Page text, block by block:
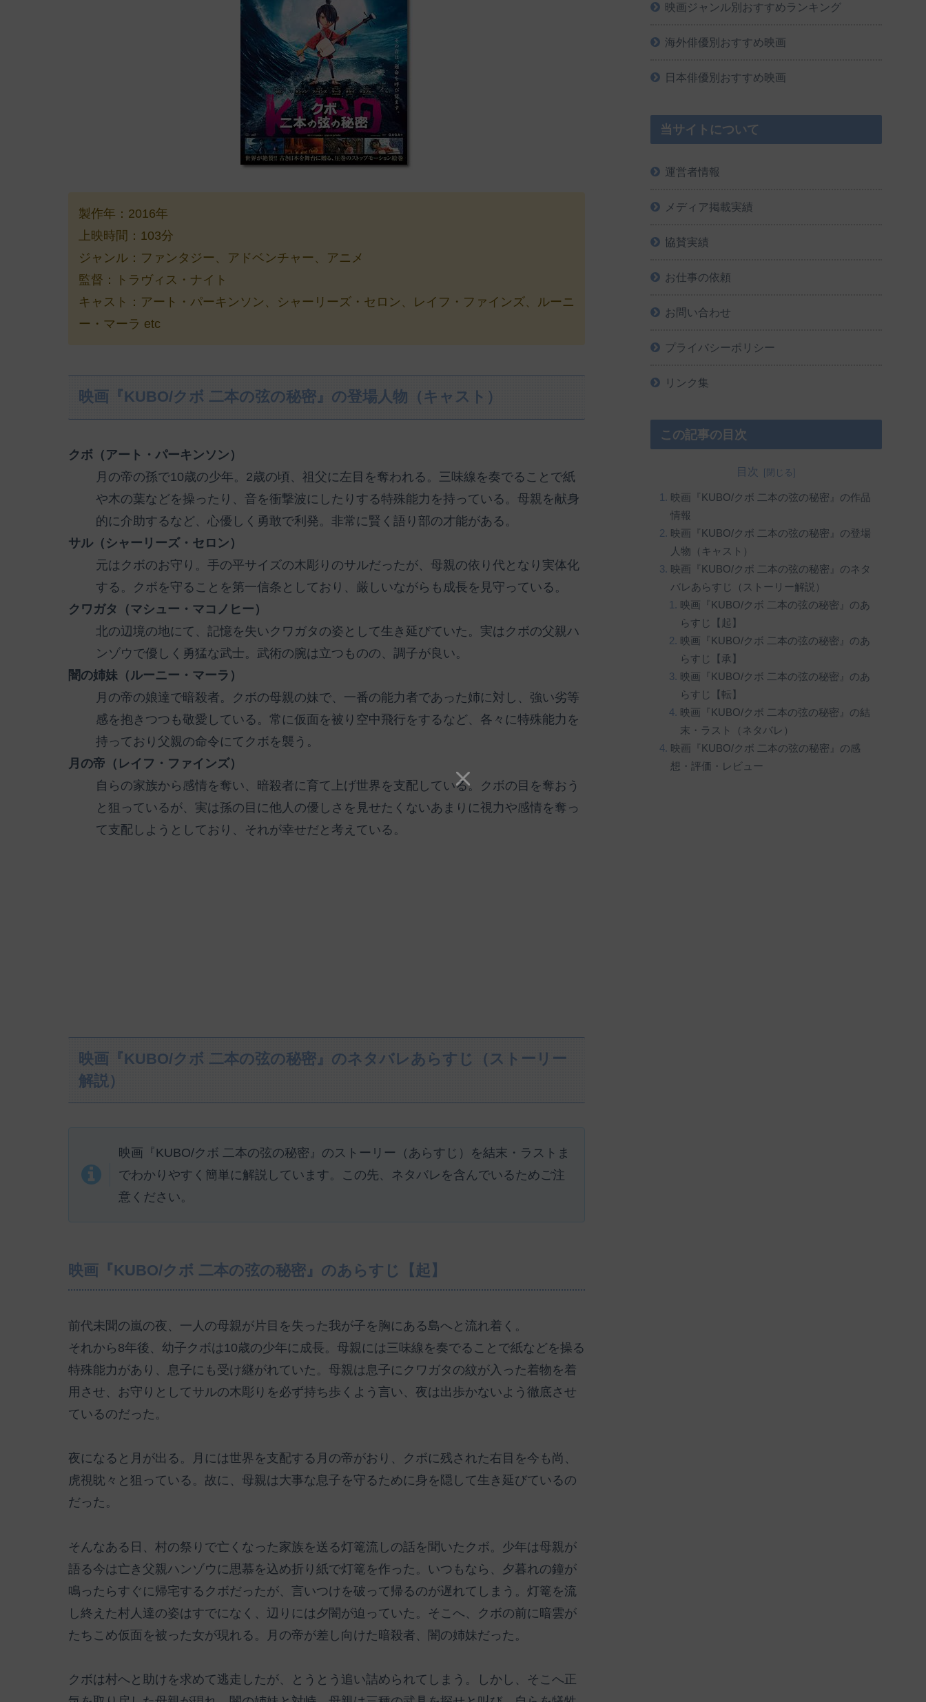
製作年：2016年
上映時間：103分
ジャンル：ファンタジー、アドベンチャー、アニメ
監督：トラヴィス・ナイト
キャスト：アート・パーキンソン、シャーリーズ・セロン、レイフ・ファインズ、ルーニ
ー・マーラ etc
映画『KUBO/クボ 二本の弦の秘密』の登場人物（キャスト）
クボ（アート・パーキンソン）
月の帝の孫で10歳の少年。2歳の頃、祖父に左目を奪われる。三味線を奏でることで紙
や木の葉などを操ったり、音を衝撃波にしたりする特殊能力を持っている。母親を献身
的に介助するなど、心優しく勇敢で利発。非常に賢く語り部の才能がある。
サル（シャーリーズ・セロン）
元はクボのお守り。手の平サイズの木彫りのサルだったが、母親の依り代となり実体化
する。クボを守ることを第一信条としており、厳しいながらも成長を見守っている。
クワガタ（マシュー・マコノヒー）
北の辺境の地にて、記憶を失いクワガタの姿として生き延びていた。実はクボの父親ハ
ンゾウで優しく勇猛な武士。武術の腕は立つものの、調子が良い。
闇の姉妹（ルーニー・マーラ）
月の帝の娘達で暗殺者。クボの母親の妹で、一番の能力者であった姉に対し、強い劣等
感を抱きつつも敬愛している。常に仮面を被り空中飛行をするなど、各々に特殊能力を
持っており父親の命令にてクボを襲う。
月の帝（レイフ・ファインズ）
自らの家族から感情を奪い、暗殺者に育て上げ世界を支配している。クボの目を奪おう
と狙っているが、実は孫の目に他人の優しさを見せたくないあまりに視力や感情を奪っ
て支配しようとしており、それが幸せだと考えている。
映画『KUBO/クボ 二本の弦の秘密』のネタバレあらすじ（ストーリー
解説）
映画『KUBO/クボ 二本の弦の秘密』のストーリー（あらすじ）を結末・ラストま
でわかりやすく簡単に解説しています。この先、ネタバレを含んでいるためご注
意ください。
映画『KUBO/クボ 二本の弦の秘密』のあらすじ【起】
前代未聞の嵐の夜、一人の母親が片目を失った我が子を胸にある島へと流れ着く。
それから8年後、幼子クボは10歳の少年に成長。母親には三味線を奏でることで紙などを操る
特殊能力があり、息子にも受け継がれていた。母親は息子にクワガタの紋が入った着物を着
用させ、お守りとしてサルの木彫りを必ず持ち歩くよう言い、夜は出歩かないよう徹底させ
ているのだった。
夜になると月が出る。月には世界を支配する月の帝がおり、クボに残された右目を今も尚、
虎視眈々と狙っている。故に、母親は大事な息子を守るために身を隠して生き延びているの
だった。
そんなある日、村の祭りで亡くなった家族を送る灯篭流しの話を聞いたクボ。少年は母親が
語る今は亡き父親ハンゾウに思慕を込め折り紙で灯篭を作った。いつもなら、夕暮れの鐘が
鳴ったらすぐに帰宅するクボだったが、言いつけを破って帰るのが遅れてしまう。灯篭を流
し終えた村人達の姿はすでになく、辺りには夕闇が迫っていた。そこへ、クボの前に暗雲が
たちこめ仮面を被った女が現れる。月の帝が差し向けた暗殺者、闇の姉妹だった。
クボは村へと助けを求めて逃走したが、とうとう追い詰められてしまう。しかし、そこへ正
映画ジャンル別おすすめランキング
海外俳優別おすすめ映画
日本俳優別おすすめ映画
当サイトについて
運営者情報
メディア掲載実績
協賛実績
お仕事の依頼
お問い合わせ
プライバシーポリシー
リンク集
この記事の目次
目次
映画『KUBO/クボ 二本の弦の秘密』の作品
情報
映画『KUBO/クボ 二本の弦の秘密』の登場
人物（キャスト）
映画『KUBO/クボ 二本の弦の秘密』のネタ
バレあらすじ（ストーリー解説）
映画『KUBO/クボ 二本の弦の秘密』のあ
らすじ【起】
映画『KUBO/クボ 二本の弦の秘密』のあ
らすじ【承】
映画『KUBO/クボ 二本の弦の秘密』のあ
らすじ【転】
映画『KUBO/クボ 二本の弦の秘密』の結
末・ラスト（ネタバレ）
映画『KUBO/クボ 二本の弦の秘密』の感
想・評価・レビュー